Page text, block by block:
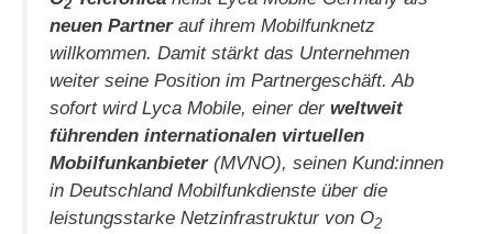
2
neuen Partnerauf ihrem Mobilfunknetz
willkommen. Damit stärkt das Unternehmen
weiter seine Position im Partnergeschäft. Ab
sofort wird Lyca Mobile, einer der weltweit
führenden internationalen virtuellen
Mobilfunkanbieter(MVNO), seinen Kund:innen
in Deutschland Mobilfunkdienste über die
leistungsstarke Netzinfrastruktur von O2